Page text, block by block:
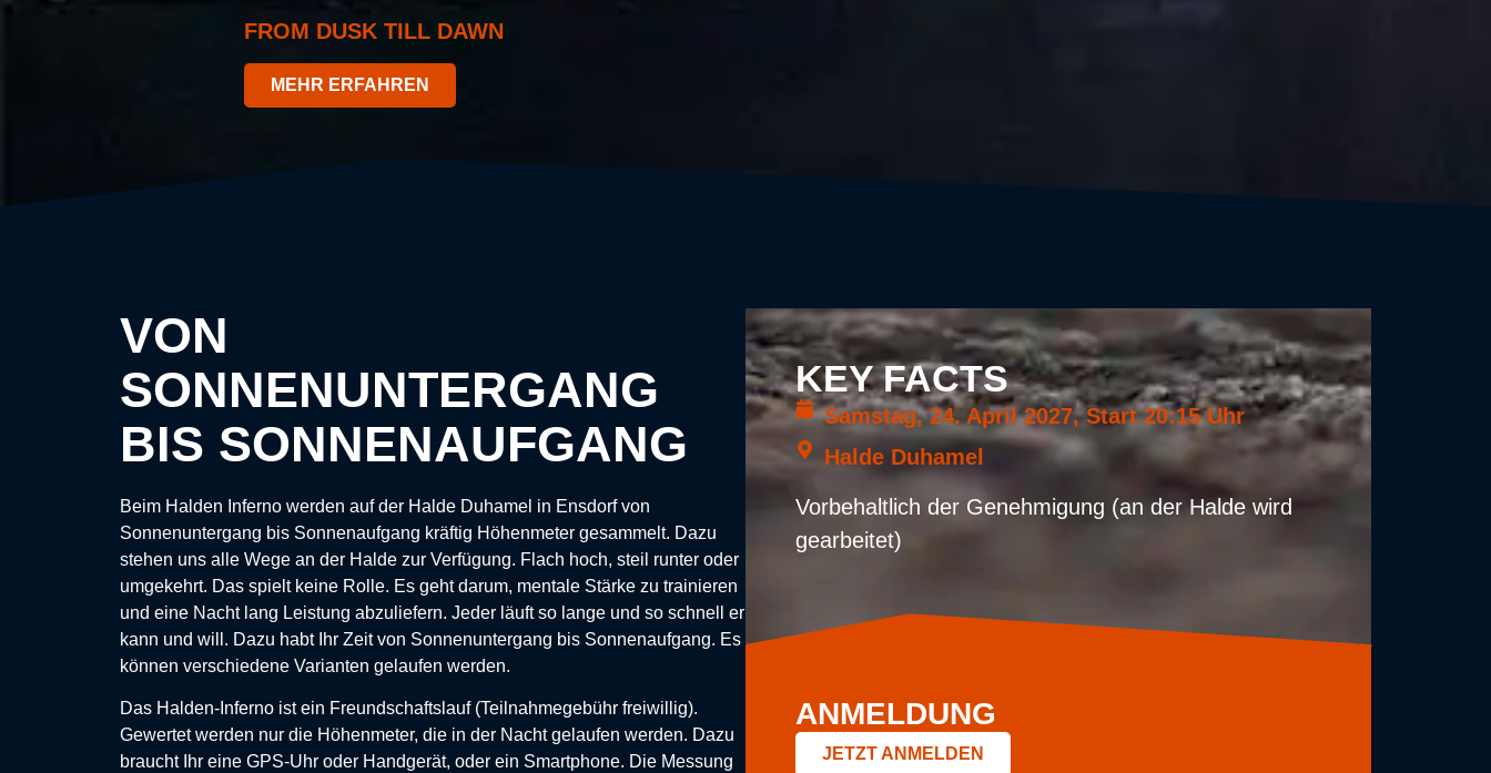
FROM DUSK TILL DAWN
MEHR ERFAHREN
VON
SONNENUNTERGANG
BIS SONNENAUFGANG
Beim Halden Inferno werden auf der Halde Duhamel in Ensdorf von
Sonnenuntergang bis Sonnenaufgang kräftig Höhenmeter gesammelt. Dazu
stehen uns alle Wege an der Halde zur Verfügung. Flach hoch, steil runter oder
umgekehrt. Das spielt keine Rolle. Es geht darum, mentale Stärke zu trainieren
und eine Nacht lang Leistung abzuliefern. Jeder läuft so lange und so schnell er
kann und will. Dazu habt Ihr Zeit von Sonnenuntergang bis Sonnenaufgang. Es
können verschiedene Varianten gelaufen werden.
Das Halden-Inferno ist ein Freundschaftslauf (Teilnahmegebühr freiwillig).
Gewertet werden nur die Höhenmeter, die in der Nacht gelaufen werden. Dazu
braucht Ihr eine GPS-Uhr oder Handgerät, oder ein Smartphone. Die Messung
KEY FACTS
Samstag, 24. April 2027, Start 20:15 Uhr
Halde Duhamel
Vorbehaltlich der Genehmigung (an der Halde wird
gearbeitet)
ANMELDUNG
JETZT ANMELDEN